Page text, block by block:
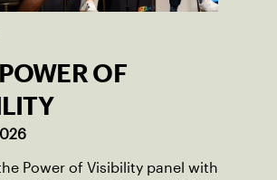
OF
Power of Visibility panel with